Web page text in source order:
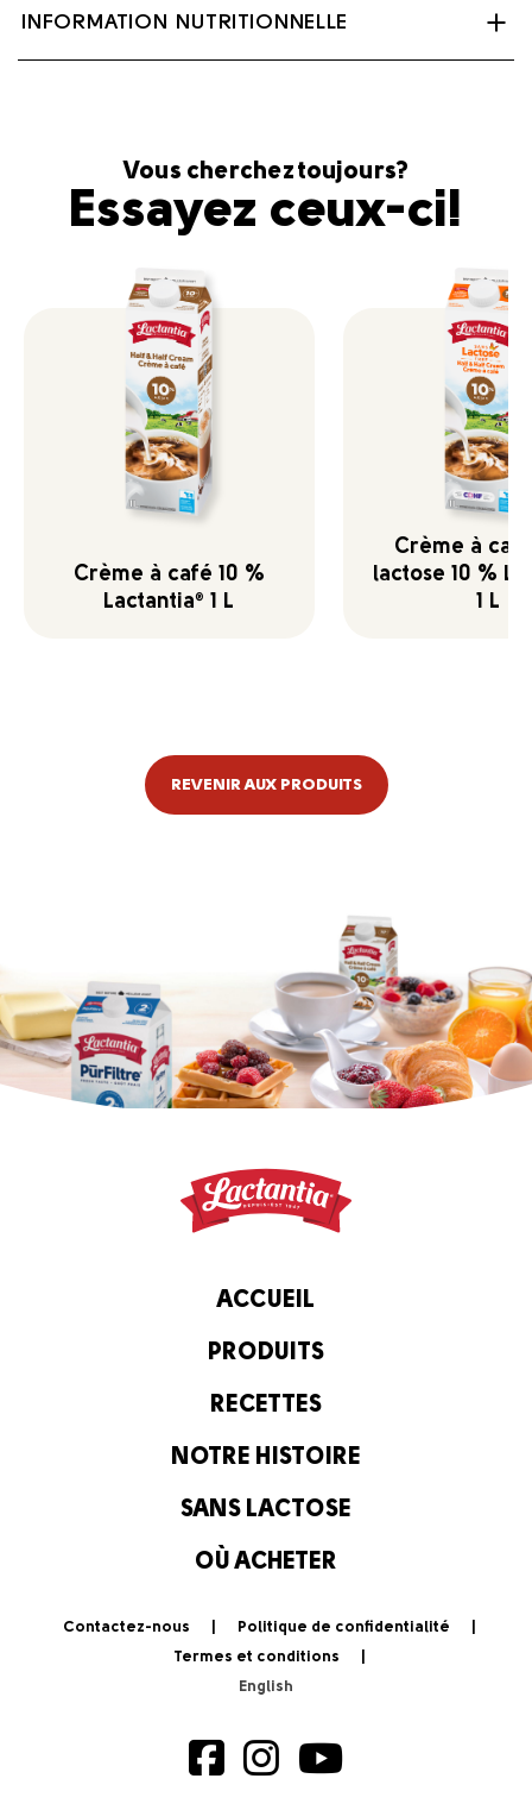
Lait, Crème, Citrate de sodium, Phosphate de sodium,
INFORMATION NUTRITIONNELLE
Vous cherchez toujours?
Essayez ceux-ci!
Crème à café 10 %
Lactantia® 1 L
Crème à
lactose 10 %
1 L
REVENIR AUX PRODUITS
ACCUEIL
PRODUITS
RECETTES
NOTRE HISTOIRE
SANS LACTOSE
OÙ ACHETER
Contactez-nous
Politique de confidentialité
Termes et conditions